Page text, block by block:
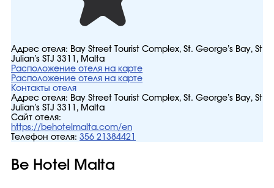
Адрес отеля: Bay Street Tourist Complex, St. George’s Bay, St
Julian’s STJ 3311, Malta
Расположение отеля на карте
Расположение отеля на карте
Контакты отеля
Адрес отеля: Bay Street Tourist Complex, St. George’s Bay, St
Julian’s STJ 3311, Malta
Сайт отеля:
https://behotelmalta.com/en
Телефон отеля: 356 21384421
Be Hotel Malta